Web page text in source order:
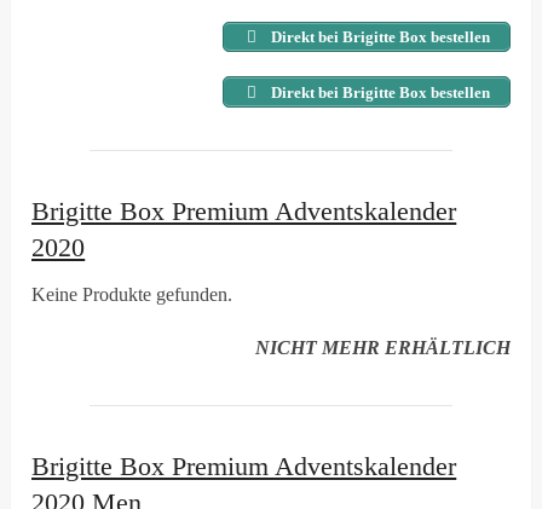
Direkt bei Brigitte Box bestellen
Direkt bei Brigitte Box bestellen
Brigitte Box Premium Adventskalender
2020
Keine Produkte gefunden.
NICHT MEHR ERHÄLTLICH
Brigitte Box Premium Adventskalender
2020 Men